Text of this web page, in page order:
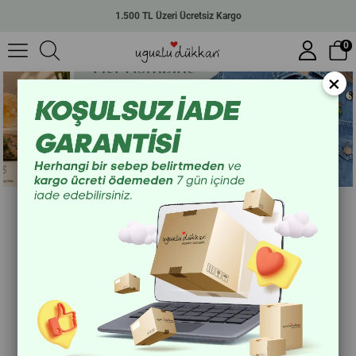
1.500 TL Üzeri Ücretsiz Kargo
0
×